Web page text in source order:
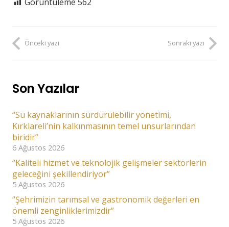
Önceki yazı Sonraki yazı
Son Yazılar
“Su kaynaklarının sürdürülebilir yönetimi,
Kırklareli’nin kalkınmasının temel unsurlarından
biridir”
6 Ağustos 2026
“Kaliteli hizmet ve teknolojik gelişmeler sektörlerin
geleceğini şekillendiriyor”
5 Ağustos 2026
“Şehrimizin tarımsal ve gastronomik değerleri en
önemli zenginliklerimizdir”
5 Ağustos 2026